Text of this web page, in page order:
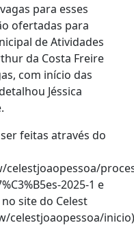
para esses
ofertadas para
de Atividades
da Costa Freire
com início das
Jéssica
feitas através do
2025-1 e
site do Celest
celestjoaopessoa/inicio)